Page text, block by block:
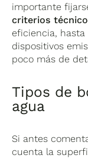
importante
criterios
eficiencia,
dispositivos
poco más de
Tipos de
agua
Si antes
cuenta la